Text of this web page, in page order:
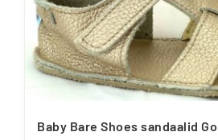
Baby Bare Shoes sandaalid